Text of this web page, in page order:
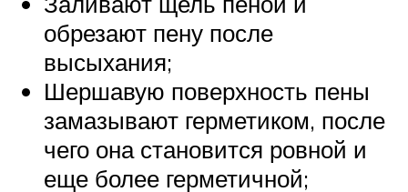
обрезают пену после
высыхания;
Шершавую поверхность пены
замазывают герметиком, после
чего она становится ровной и
еще более герметичной;